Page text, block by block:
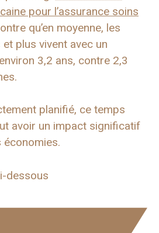
pour l’assurance soins
qu’en moyenne, les
plus vivent avec un
3,2 ans, contre 2,3
planifié, ce temps
avoir un impact significatif
dessous